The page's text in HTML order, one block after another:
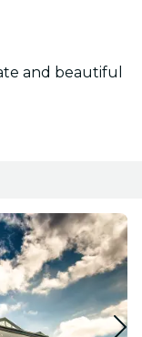
and beautiful